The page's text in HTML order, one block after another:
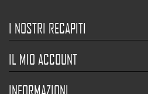
I NOSTRI RECAPITI
IL MIO ACCOUNT
INFORMAZIONI